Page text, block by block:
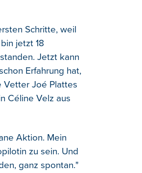
Schritte, weil
jetzt 18
Jetzt kann
Erfahrung hat,
Vetter Joé Plattes
Céline Velz aus
Aktion. Mein
zu sein. Und
ganz spontan."